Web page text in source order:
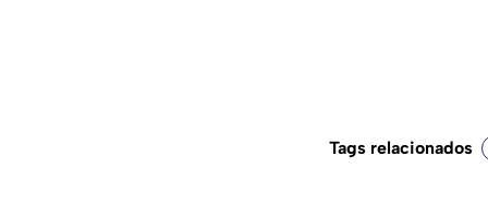
Tags relacionados